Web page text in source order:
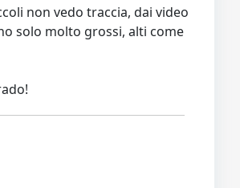
non vedo traccia, dai video
solo molto grossi, alti come